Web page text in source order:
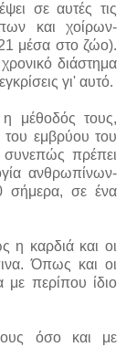
σε αυτές τις
και χοίρων-
μέσα στο ζώο).
διάστημα
γι' αυτό.
μέθοδός τους,
του εμβρύου του
συνεπώς πρέπει
ανθρωπίνων-
σήμερα, σε ένα
η καρδιά και οι
Όπως και οι
με περίπου ίδιο
όσο και με